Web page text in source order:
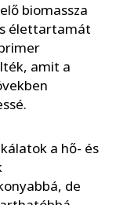
biomassza
élettartamát
amit a
a hő- és
de